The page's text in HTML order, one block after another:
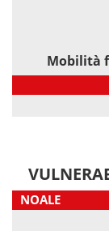
Mobilità
NOALE